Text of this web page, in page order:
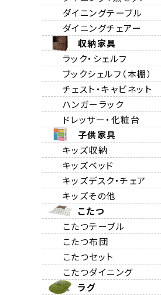
ダイニングテーブル
ダイニングチェアー
収納家具
ラック・シェルフ
ブックシェルフ（本棚）
チェスト・キャビネット
ハンガーラック
ドレッサー・化粧台
子供家具
キッズ収納
キッズベッド
キッズデスク・チェア
キッズその他
こたつ
こたつテーブル
こたつ布団
こたつセット
こたつダイニング
ラグ